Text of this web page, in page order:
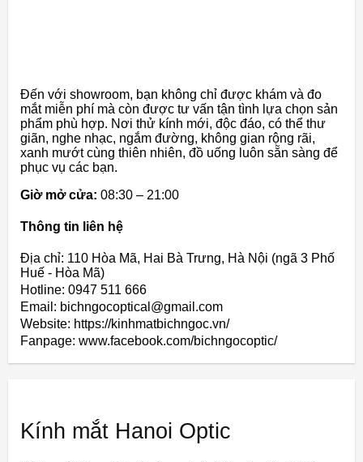
Đến với showroom, bạn không chỉ được khám và đo
mắt miễn phí mà còn được tư vấn tận tình lựa chọn sản
phẩm phù hợp. Nơi thử kính mới, độc đáo, có thể thư
giãn, nghe nhạc, ngắm đường, không gian rộng rãi,
xanh mướt cùng thiên nhiên, đồ uống luôn sẵn sàng để
phục vụ các bạn.
Giờ mở cửa: 08:30 – 21:00
Thông tin liên hệ
Địa chỉ: 110 Hòa Mã, Hai Bà Trưng, Hà Nội (ngã 3 Phố
Huế - Hòa Mã)
Hotline: 0947 511 666
Email: bichngocoptical@gmail.com
Website: https://kinhmatbichngoc.vn/
Fanpage: www.facebook.com/bichngocoptic/
Kính mắt Hanoi Optic